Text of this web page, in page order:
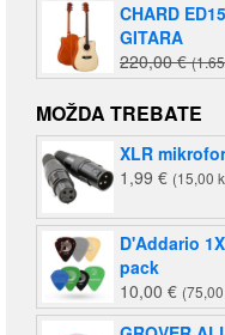
CHARD
GITARA
220,00€
MOŽDA TREBATE
XLR
1,99 € (15,00
D'Addario
pack
10,00 €